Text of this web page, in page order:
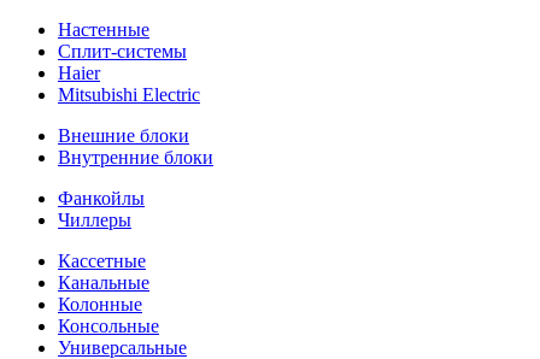
Настенные
Сплит-системы
Haier
Mitsubishi Electric
Внешние блоки
Внутренние блоки
Фанкойлы
Чиллеры
Кассетные
Канальные
Колонные
Консольные
Универсальные